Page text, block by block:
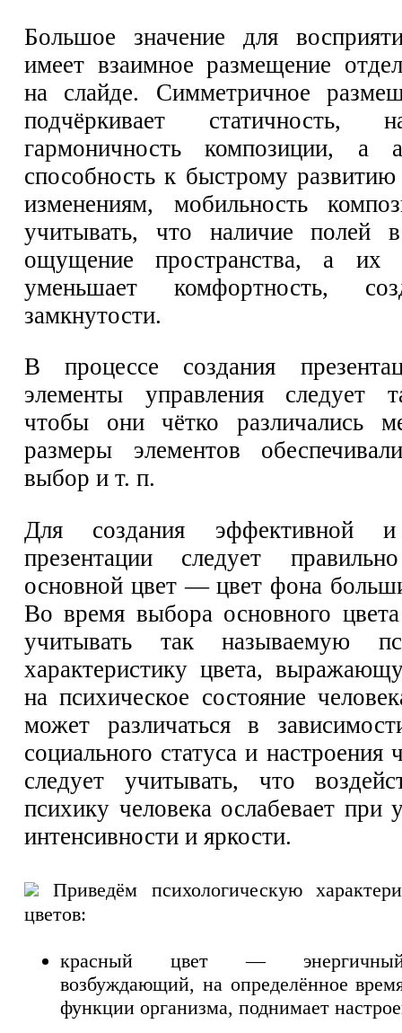
Большое значение для
имеет взаимное размещение
на слайде. Симметричное
подчёркивает статичность,
гармоничность композиции, а
способность к быстрому
изменениям, мобильность
учитывать, что наличие полей
ощущение пространства, а их
уменьшает комфортность,
замкнутости.
В процессе создания
элементы управления следует
чтобы они чётко различались
размеры элементов
выбор и т. п.
Для создания эффективной и
презентации следует
основной цвет — цвет фона
Во время выбора основного цвета
учитывать так называемую
характеристику цвета,
на психическое состояние
может различаться в
социального статуса и настроения
следует учитывать, что
психику человека ослабевает при
интенсивности и яркости.
Приведём психологическую
цветов:
красный цвет —
возбуждающий, на определённое
функции организма, поднимает